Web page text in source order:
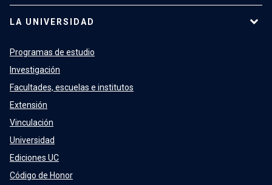
LA UNIVERSIDAD
Programas de estudio
Investigación
Facultades, escuelas e institutos
Extensión
Vinculación
Universidad
Ediciones UC
Código de Honor